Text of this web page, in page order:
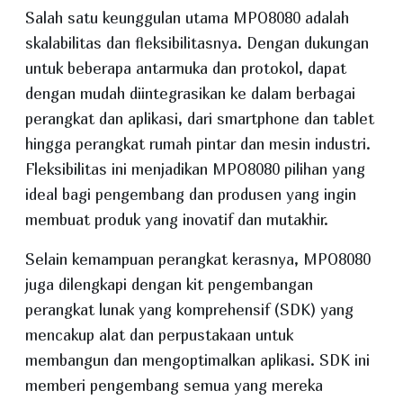
Salah satu keunggulan utama MPO8080 adalah
skalabilitas dan fleksibilitasnya. Dengan dukungan
untuk beberapa antarmuka dan protokol, dapat
dengan mudah diintegrasikan ke dalam berbagai
perangkat dan aplikasi, dari smartphone dan tablet
hingga perangkat rumah pintar dan mesin industri.
Fleksibilitas ini menjadikan MPO8080 pilihan yang
ideal bagi pengembang dan produsen yang ingin
membuat produk yang inovatif dan mutakhir.
Selain kemampuan perangkat kerasnya, MPO8080
juga dilengkapi dengan kit pengembangan
perangkat lunak yang komprehensif (SDK) yang
mencakup alat dan perpustakaan untuk
membangun dan mengoptimalkan aplikasi. SDK ini
memberi pengembang semua yang mereka